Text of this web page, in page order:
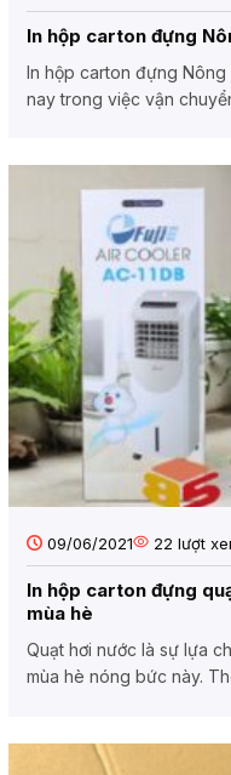
In hộp carton đựng
In hộp carton đựng Nông
nay trong việc vận
09/06/2021 22 lượt
In hộp carton đựng
mùa hè
Quạt hơi nước là sự lựa
mùa hè nóng bức này.